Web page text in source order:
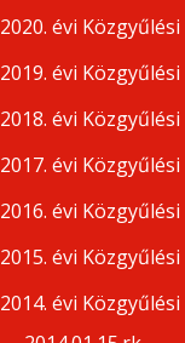
2020. évi
2019. évi
2018. évi
2017. évi
2016. évi
2015. évi
2014. évi